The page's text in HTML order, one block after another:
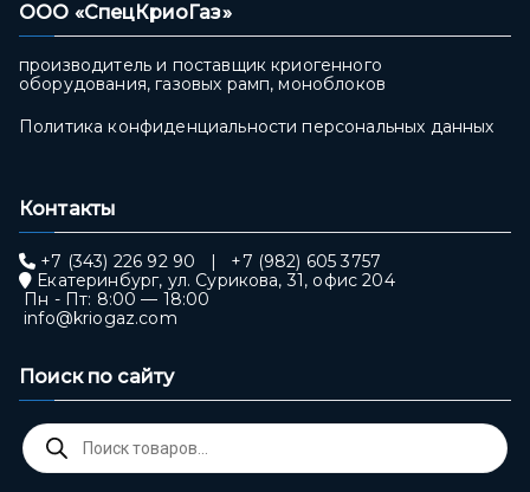
ООО «СпецКриоГаз»
производитель и поставщик криогенного
оборудования, газовых рамп, моноблоков
Политика конфиденциальности персональных данных
Контакты
+7 (343) 226 92 90
+7 (982) 605 3757
Екатеринбург, ул. Сурикова, 31, офис 204
Пн - Пт: 8:00 — 18:00
info@kriogaz.com
Поиск по сайту
Поиск
товаров